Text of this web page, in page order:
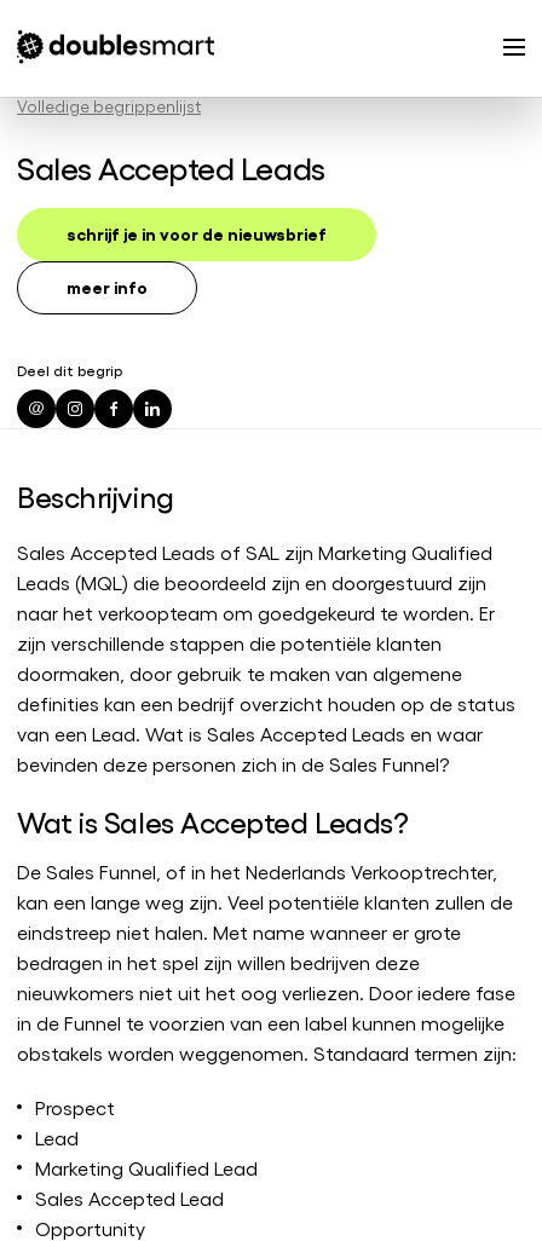
Volledige begrippenlijst
Sales Accepted Leads
schrijf je in voor de nieuwsbrief
meer info
Deel dit begrip
Beschrijving
Sales Accepted Leads of SAL zijn Marketing Qualified
Leads (MQL) die beoordeeld zijn en doorgestuurd zijn
naar het verkoopteam om goedgekeurd te worden. Er
zijn verschillende stappen die potentiële klanten
doormaken, door gebruik te maken van algemene
definities kan een bedrijf overzicht houden op de status
van een Lead. Wat is Sales Accepted Leads en waar
bevinden deze personen zich in de Sales Funnel?
Wat is Sales Accepted Leads?
De Sales Funnel, of in het Nederlands Verkooptrechter,
kan een lange weg zijn. Veel potentiële klanten zullen de
eindstreep niet halen. Met name wanneer er grote
bedragen in het spel zijn willen bedrijven deze
nieuwkomers niet uit het oog verliezen. Door iedere fase
in de Funnel te voorzien van een label kunnen mogelijke
obstakels worden weggenomen. Standaard termen zijn:
Prospect
Lead
Marketing Qualified Lead
Sales Accepted Lead
Opportunity